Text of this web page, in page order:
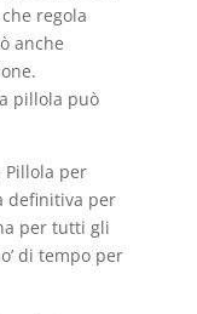
regola
anche
pillola può
Pillola per
definitiva per
per tutti gli
di tempo per